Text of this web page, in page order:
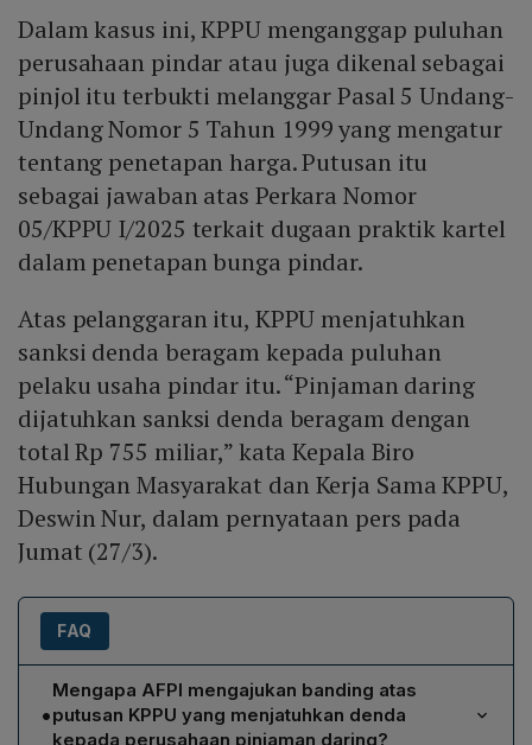
Dalam kasus ini, KPPU menganggap puluhan
perusahaan pindar atau juga dikenal sebagai
pinjol itu terbukti melanggar Pasal 5 Undang-
Undang Nomor 5 Tahun 1999 yang mengatur
tentang penetapan harga. Putusan itu
sebagai jawaban atas Perkara Nomor
05/KPPU I/2025 terkait dugaan praktik kartel
dalam penetapan bunga pindar.
Atas pelanggaran itu, KPPU menjatuhkan
sanksi denda beragam kepada puluhan
pelaku usaha pindar itu. “Pinjaman daring
dijatuhkan sanksi denda beragam dengan
total Rp 755 miliar,” kata Kepala Biro
Hubungan Masyarakat dan Kerja Sama KPPU,
Deswin Nur, dalam pernyataan pers pada
Jumat (27/3).
FAQ
•
Mengapa AFPI mengajukan banding atas
putusan KPPU yang menjatuhkan denda
kepada perusahaan pinjaman daring?